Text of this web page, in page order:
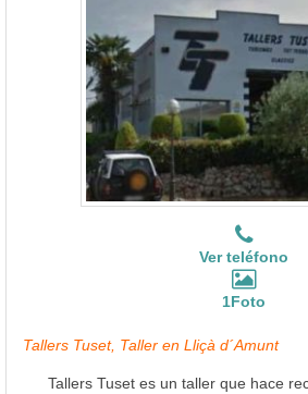
Ver teléfono
1Foto
Tallers Tuset, Taller en Lliçà d´Amunt
Tallers Tuset es un taller que hace